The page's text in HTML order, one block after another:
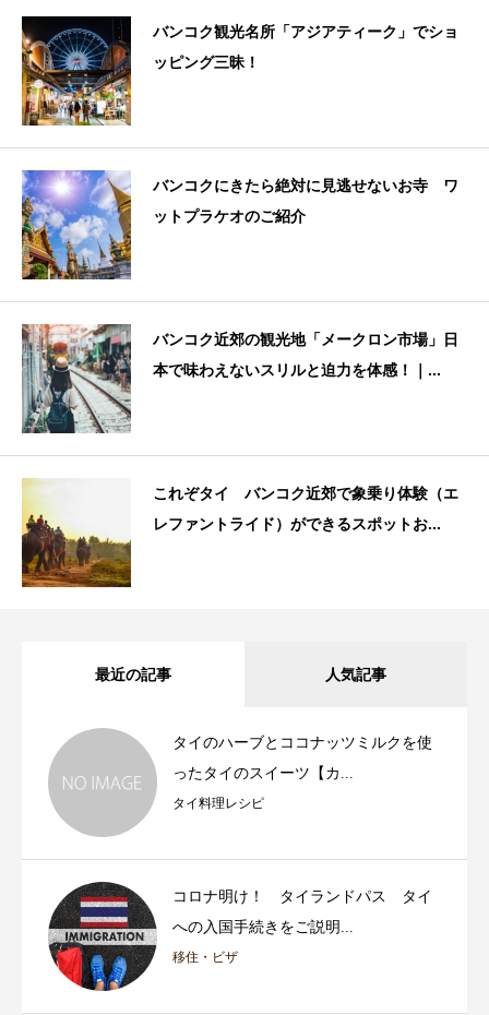
バンコク観光名所「アジアティーク」でショ
ッピング三昧！
バンコクにきたら絶対に見逃せないお寺 ワ
ットプラケオのご紹介
バンコク近郊の観光地「メークロン市場」日
本で味わえないスリルと迫力を体感！｜...
これぞタイ バンコク近郊で象乗り体験（エ
レファントライド）ができるスポットお...
最近の記事 人気記事
タイのハーブとココナッツミルクを使
ったタイのスイーツ【カ...
タイ料理レシピ
コロナ明け！ タイランドパス タイ
への入国手続きをご説明...
移住・ビザ